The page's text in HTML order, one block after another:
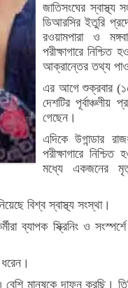
জাতিসংঘের
ডিআরসির ইতুরি
রওয়ামপারা ও
পরীক্ষাগারে
আক্রান্তের তথ্য
এর আগে শুক্রবার (১৫
দেশটির
গেছেন।
এদিকে উগান্ডার
পরীক্ষাগারে
মধ্যে একজনের
বিশ্ব স্বাস্থ্য সংস্থা।
ব্যাপক স্ক্রিনিং ও
বেশি মানুষকে দাফন